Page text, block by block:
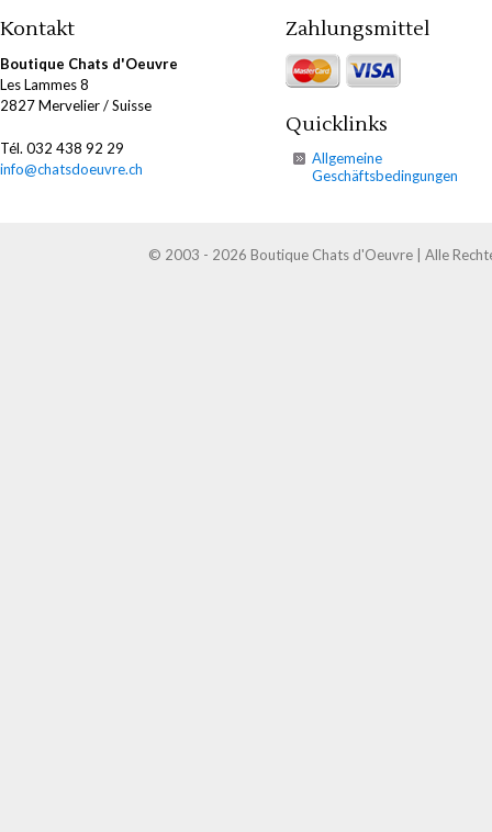
Kontakt
Boutique Chats d'Oeuvre
Les Lammes 8
2827 Mervelier / Suisse
Tél. 032 438 92 29
info@chatsdoeuvre.ch
Zahlungsmittel
Quicklinks
Allgemeine
Geschäftsbedingungen
© 2003 - 2026 Boutique Chats d'Oeuvre | Alle